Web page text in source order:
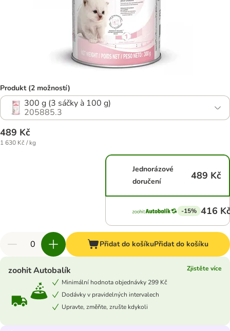
Produkt (2 možností)
300 g (3 sáčky à 100 g)
205885.3
489 Kč
1 630 Kč / kg
Jednorázové
doručení
489 Kč
-15% 416
Přidat do košíkuPřidat do košíku
zoohit Autobalík
Zjistěte více
Minimální hodnota objednávky 299 Kč
Dodávky v pravidelných intervalech
Upravte, změňte, zrušte kdykoli